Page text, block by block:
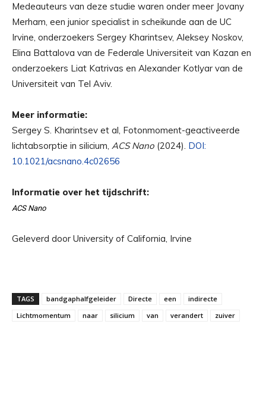
Medeauteurs van deze studie waren onder meer Jovany
Merham, een junior specialist in scheikunde aan de UC
Irvine, onderzoekers Sergey Kharintsev, Aleksey Noskov,
Elina Battalova van de Federale Universiteit van Kazan en
onderzoekers Liat Katrivas en Alexander Kotlyar van de
Universiteit van Tel Aviv.
Meer informatie:
Sergey S. Kharintsev et al, Fotonmoment-geactiveerde
lichtabsorptie in silicium, ACS Nano (2024). DOI:
10.1021/acsnano.4c02656
Informatie over het tijdschrift:
ACS Nano
Geleverd door University of California, Irvine
TAGS bandgaphalfgeleider Directe een
indirecte
Lichtmomentum
naar silicium van verandert zuiver